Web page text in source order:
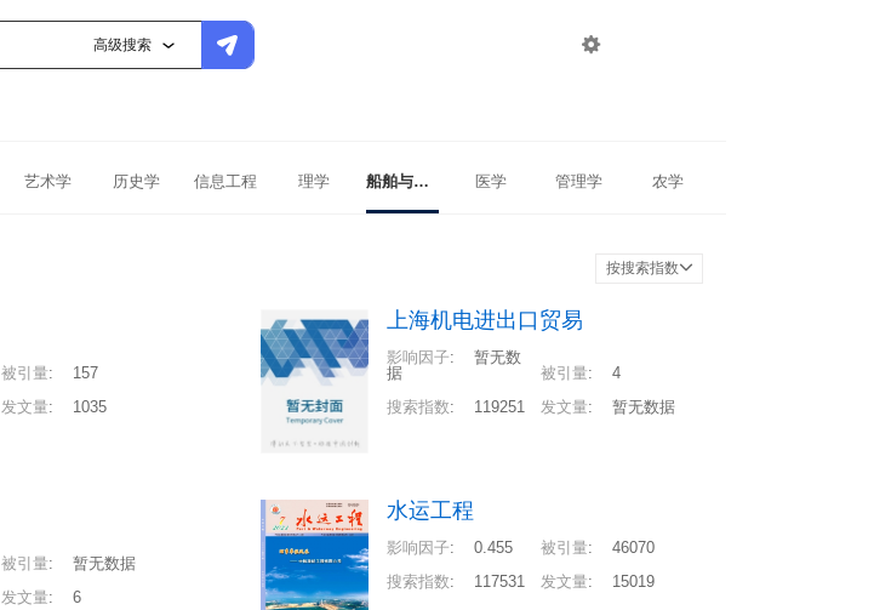
高级搜索 
艺术学 历史学 信息工程 理学 船舶与海洋工程 医学 管理学 农学
按搜索指数
被引量:
157
发文量: 1035
上海机电进出口贸易
影响因子:
暂无数
据
被引量:
4
搜索指数: 119251 发文量: 暂无数据
被引量:
暂无数据
发文量: 6
水运工程
影响因子: 0.455 被引量:
46070
搜索指数: 117531 发文量: 15019